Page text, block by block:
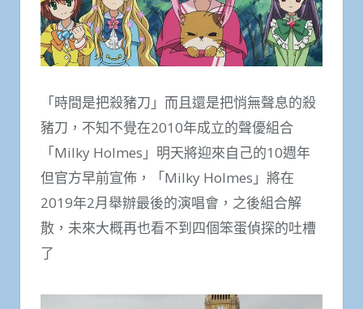
「時間是把殺豬刀」而且還是把悄無聲息的殺
豬刀，不知不覺在2010年成立的聲優組合
「Milky Holmes」明天將迎來自己的10週年
但官方早前宣佈，「Milky Holmes」將在
2019年2月舉辦最後的演唱會，之後組合解
散，未來大概再也看不到四個笨蛋偵探的吐槽
了